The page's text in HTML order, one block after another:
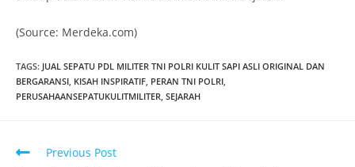
(Source: Merdeka.com)
TAGS: JUAL SEPATU PDL MILITER TNI POLRI KULIT SAPI ASLI ORIGINAL DAN
BERGARANSI, KISAH INSPIRATIF, PERAN TNI POLRI,
PERUSAHAANSEPATUKULITMILITER, SEJARAH
Previous Post